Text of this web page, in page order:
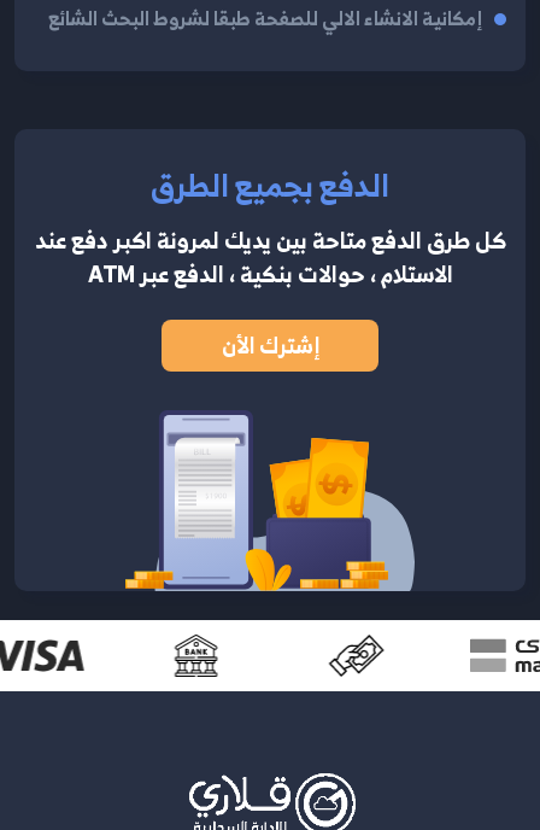
إمكانية الانشاء الالي للصفحة طبقا لشروط البحث الشائع
الدفع بجميع الطرق
كل طرق الدفع متاحة بين يديك لمرونة اكبردفع عند
الاستلام ، حوالات بنكية ، الدفع عبر ATM
إشترك الأن